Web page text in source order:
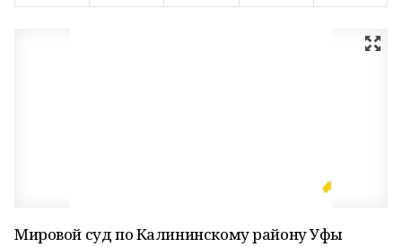
Мировой суд по Калининскому району Уфы